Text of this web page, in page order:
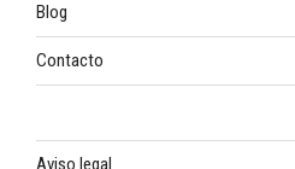
Blog
Contacto
Aviso legal